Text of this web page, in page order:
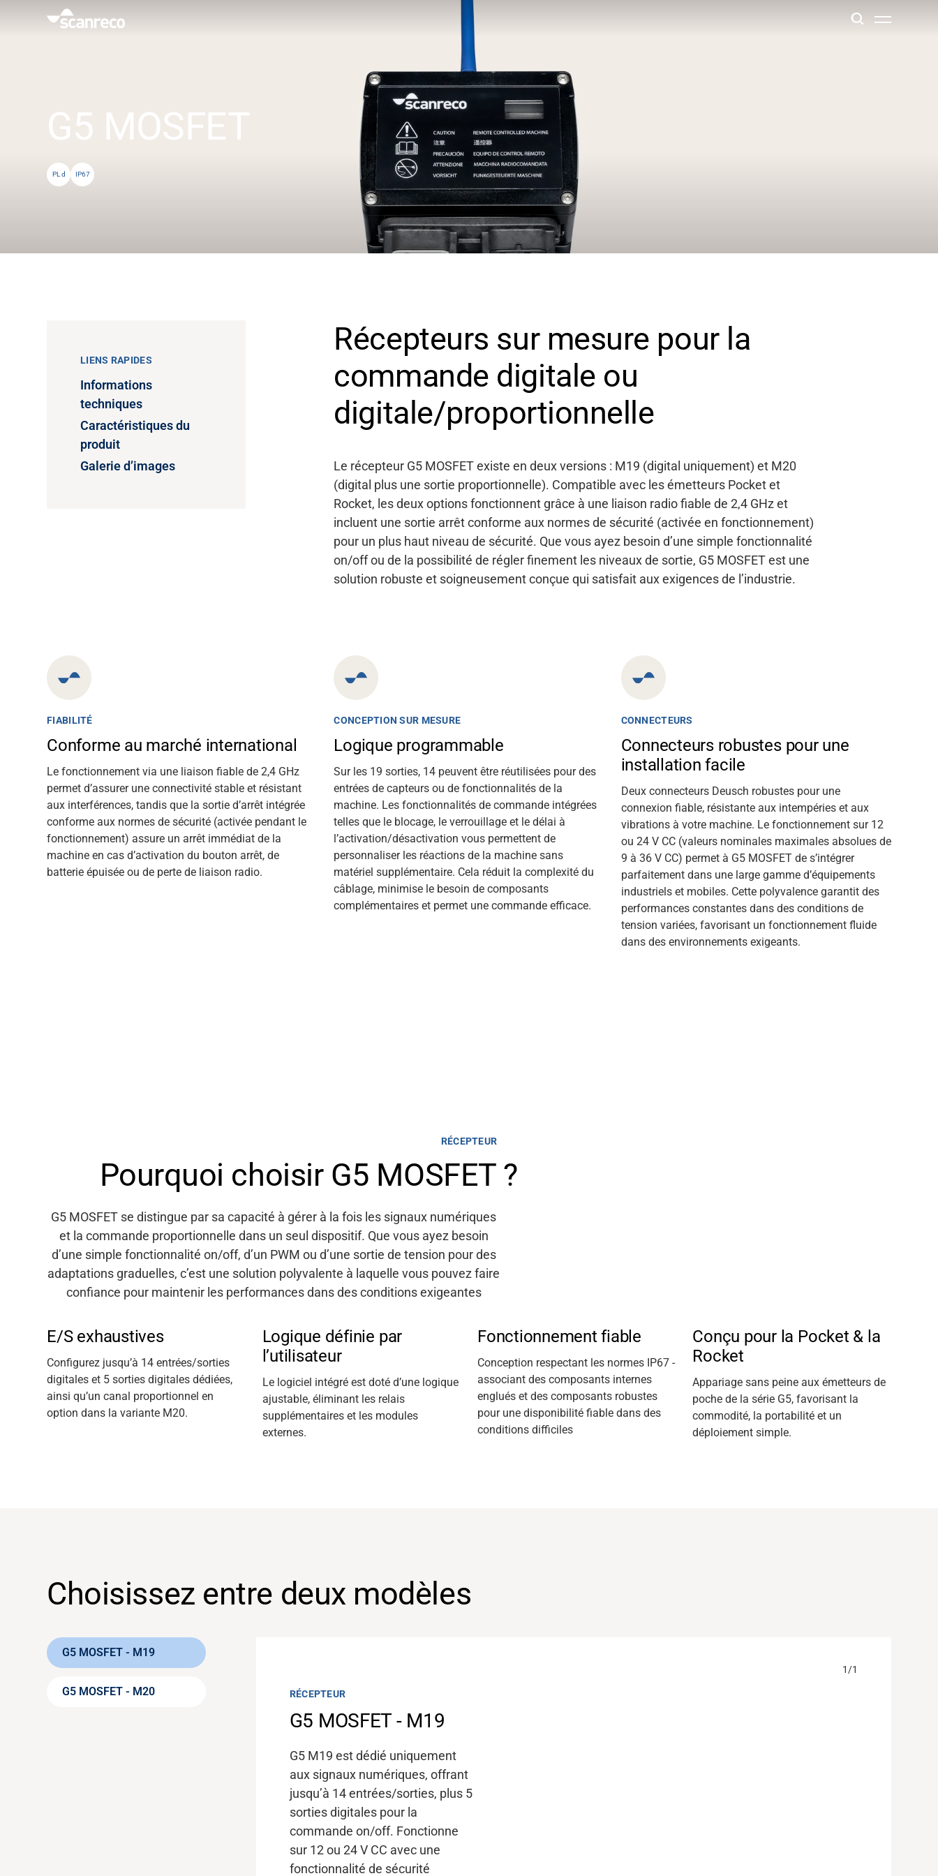
Carrière
Banque média
G5 MOSFET
PL d IP67
Récepteurs sur mesure pour la
commande digitale ou
digitale/proportionnelle
Le récepteur G5 MOSFETexiste en deux versions : M19 (digital uniquement) et M20
(digital plus une sortie proportionnelle). Compatible avec les émetteurs Pocket et
Rocket, les deux options fonctionnent grâce à une liaison radio fiable de 2,4 GHz et
incluent une sortie arrêt conforme aux normes de sécurité (activée en fonctionnement)
pour un plus haut niveau de sécurité. Que vous ayez besoin d’une simple fonctionnalité
on/off ou de la possibilité de régler finement les niveaux de sortie, G5 MOSFET est une
solution robuste et soigneusement conçue qui satisfait aux exigences de l’industrie.
LIENS RAPIDES
Informations
techniques
Caractéristiques du
produit
Galerie d’images
FIABILITÉ
Conforme au marché international
Le fonctionnement via une liaison fiable de 2,4 GHz
permet d’assurer une connectivité stable et résistant
aux interférences, tandis que la sortie d’arrêt intégrée
conforme aux normes de sécurité (activée pendant le
fonctionnement) assure un arrêt immédiat de la
machine en cas d’activation du bouton arrêt, de
batterie épuisée ou de perte de liaison radio.
CONCEPTION SUR MESURE
Logique programmable
Sur les 19 sorties, 14 peuvent être réutilisées pour des
entrées de capteurs ou de fonctionnalités de la
machine. Les fonctionnalités de commande intégrées
telles que le blocage, le verrouillage et le délai à
l’activation/désactivation vous permettent de
personnaliser les réactions de la machine sans
matériel supplémentaire. Cela réduit la complexité du
câblage, minimise le besoin de composants
complémentaires et permet une commande efficace.
CONNECTEURS
Connecteurs robustes pour une
installation facile
Deux connecteurs Deusch robustes pour une
connexion fiable, résistante aux intempéries et aux
vibrations à votre machine. Le fonctionnement sur 12
ou 24 V CC (valeurs nominales maximales absolues de
9 à 36 V CC) permet à G5 MOSFET de s’intégrer
parfaitement dans une large gamme d’équipements
industriels et mobiles. Cette polyvalence garantit des
performances constantes dans des conditions de
tension variées, favorisant un fonctionnement fluide
dans des environnements exigeants.
RÉCEPTEUR
Pourquoi choisir G5 MOSFET ?
G5 MOSFET se distingue par sa capacité à gérer à la fois les signaux numériques
et la commande proportionnelle dans un seul dispositif. Que vous ayez besoin
d’une simple fonctionnalité on/off, d’un PWM ou d’une sortie de tension pour des
adaptations graduelles, c’est une solution polyvalente à laquelle vous pouvez faire
confiance pour maintenir les performances dans des conditions exigeantes
E/S exhaustives
Configurez jusqu’à 14 entrées/sorties
digitales et 5 sorties digitales dédiées,
ainsi qu’un canal proportionnel en
option dans la variante M20.
Logique définie par
l’utilisateur
Le logiciel intégré est doté d’une logique
ajustable, éliminant les relais
supplémentaires et les modules
externes.
Fonctionnement fiable
Conception respectant les normes IP67 -
associant des composants internes
englués et des composants robustes
pour une disponibilité fiable dans des
conditions difficiles
Conçu pour la Pocket & la
Rocket
Appariage sans peine aux émetteurs de
poche de la série G5, favorisant la
commodité, la portabilité et un
déploiement simple.
Choisissez entre deux modèles
G5 MOSFET - M19
G5 MOSFET - M20 RÉCEPTEUR
G5 MOSFET - M19
G5 M19 est dédié uniquement
aux signaux numériques, offrant
jusqu’à 14 entrées/sorties, plus 5
sorties digitales pour la
commande on/off. Fonctionne
sur 12 ou 24 V CC avec une
fonctionnalité de sécurité
RÉCEPTEUR
G5 MOSFET - M20
S’appuyant sur la base
numérique de M19, G5 M20
ajoute 1PWMou une sortie
proportionnellerégulée par
tensionpour une commande plus
fine. Ilpossèdejusqu’à 14
entrées/sortieset 5 sorties